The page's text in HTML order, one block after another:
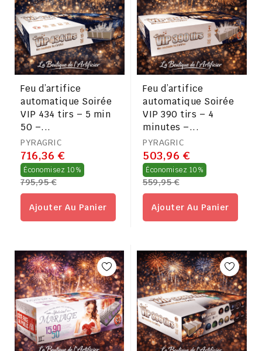
Feu d’artifice
automatique Soirée
VIP 434 tirs – 5 min
50 –...
PYRAGRIC
716,36 €
Économisez 10% Prix
régulier
795,95 €
Ajouter Au Panier
Feu d’artifice
automatique Soirée
VIP 390 tirs – 4
minutes –...
PYRAGRIC
503,96 €
Économisez 10% Prix
régulier
559,95 €
Ajouter Au Panier